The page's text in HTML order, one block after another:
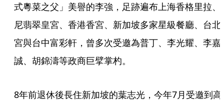
式粵菜之父」美譽的李強，足跡遍布上海香格里拉、
尼翡翠皇宮、香港香宮、新加坡多家星級餐廳、台北
宮與台中富彩軒，曾多次受邀為普丁、李光耀、李嘉
誠、胡錦濤等政商巨擘掌杓。
8年前退休後長住新加坡的葉志光，今年7月受邀到高